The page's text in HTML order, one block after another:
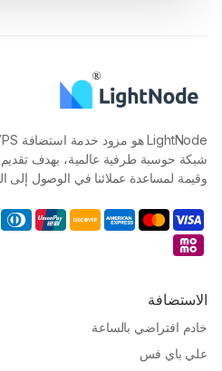
شبكة حوسبة طرفية عالمية، بهدف
وقيمة لمساعدة عملائنا في الوصول إلى
الاستضافة
خادم افتراضي بالساعة
علي باي فس